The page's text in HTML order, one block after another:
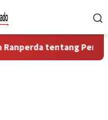
Pemerintahan Desa